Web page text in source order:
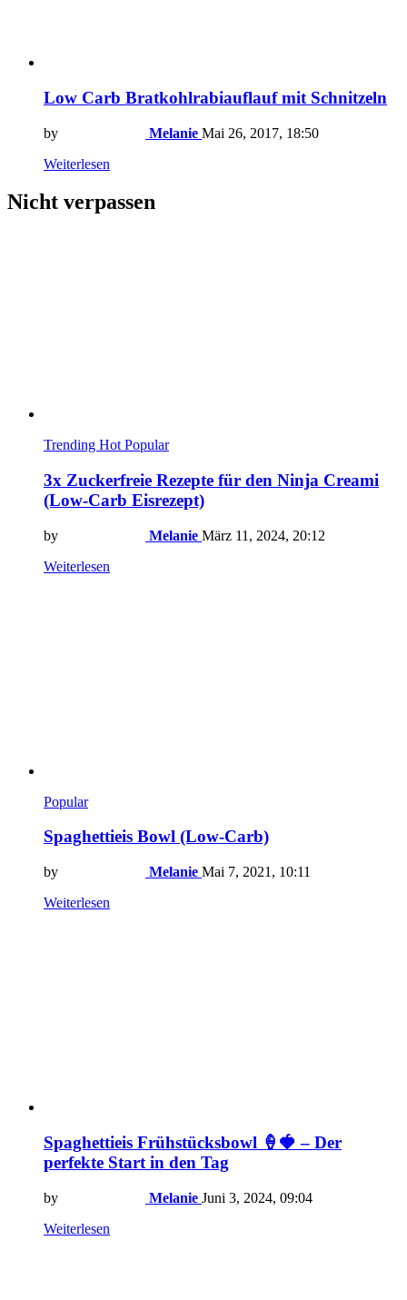
Low Carb Bratkohlrabiauflauf mit Schnitzeln
by Melanie Mai 26, 2017, 18:50
Weiterlesen
Nicht verpassen
Trending Hot Popular
3x Zuckerfreie Rezepte für den Ninja Creami
(Low-Carb Eisrezept)
by Melanie März 11, 2024, 20:12
Weiterlesen
Popular
Spaghettieis Bowl (Low-Carb)
by Melanie Mai 7, 2021, 10:11
Weiterlesen
Spaghettieis Frühstücksbowl 🍦🍓 – Der
perfekte Start in den Tag
by Melanie Juni 3, 2024, 09:04
Weiterlesen